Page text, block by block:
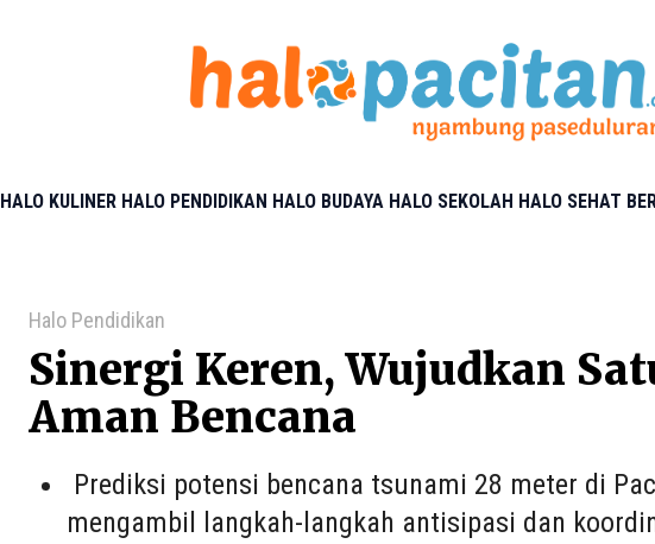
HALO KULINER HALO PENDIDIKAN HALO BUDAYA HALO SEKOLAH HALO SEHAT
Halo Pendidikan
Sinergi Keren, Wujudkan
Aman Bencana
Prediksi potensi bencana tsunami 28 meter di
mengambil langkah-langkah antisipasi dan